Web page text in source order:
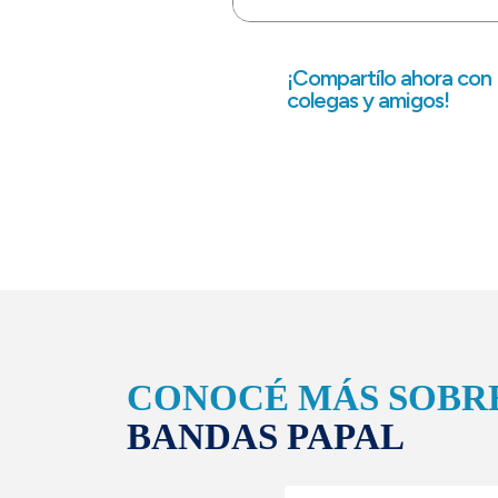
¡Compartílo ahora con
colegas y amigos!
CONOCÉ MÁS
BANDAS PAPAL